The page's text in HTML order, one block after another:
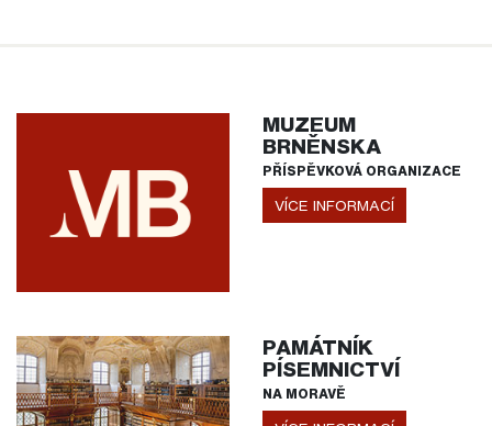
MUZEUM
BRNĚNSKA
PŘÍSPĚVKOVÁ ORGANIZACE
VÍCE INFORMACÍ
PAMÁTNÍK
PÍSEMNICTVÍ
NA MORAVĚ